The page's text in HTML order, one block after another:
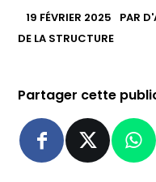
19 FÉVRIER 2025 PAR
DE LA STRUCTURE
Partager cette